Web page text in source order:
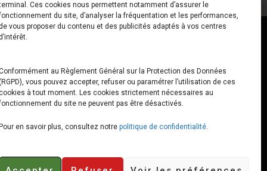
Ces cookies nous permettent notamment d’assurer le
du site, d’analyser la fréquentation et les performances,
vous proposer du contenu et des publicités adaptés à vos centres
au Règlement Général sur la Protection des Données
vous pouvez accepter, refuser ou paramétrer l’utilisation de ces
à tout moment. Les cookies strictement nécessaires au
du site ne peuvent pas être désactivés.
en savoir plus, consultez notre politique de confidentialité.
loops.fr
Du Lundi au Vendredi
10h00 – 12h30 // 14h00 –
19h00
Le Samedi
18h00